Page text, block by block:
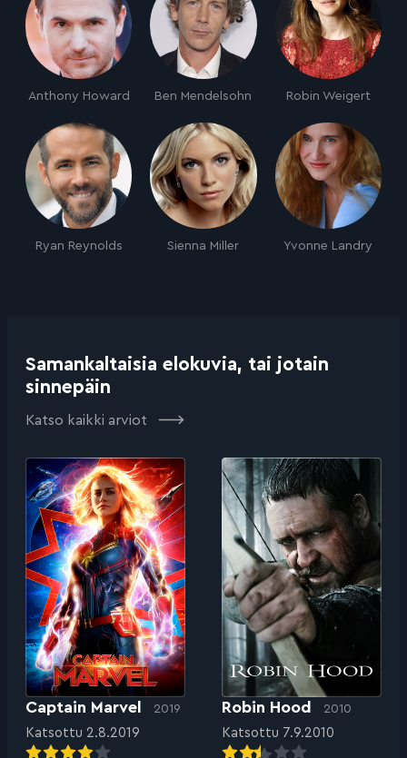
Anthony Howard Ben Mendelsohn Robin Weigert
Ryan Reynolds Sienna Miller Yvonne Landry
Samankaltaisia elokuvia, tai jotain
sinnepäin
Katso kaikki arviot
Captain Marvel 2019
Katsottu 2.8.2019
Robin Hood 2010
Katsottu 7.9.2010